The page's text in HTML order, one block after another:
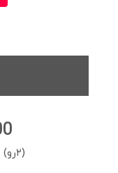
(۲رو) 20% تخفیف برای تعداد